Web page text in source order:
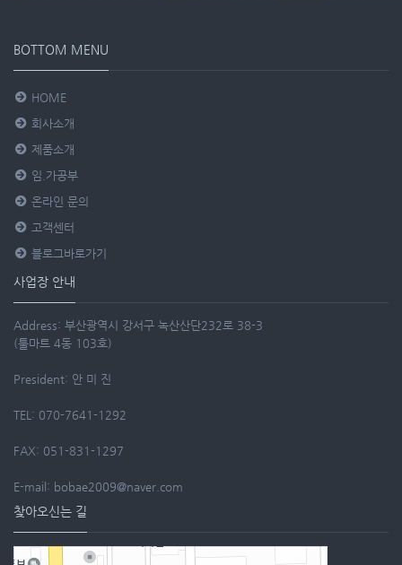
BOTTOM MENU
HOME
회사소개
제품소개
임.가공부
온라인 문의
고객센터
블로그바로가기
사업장 안내
Address: 부산광역시 강서구 녹산산단232로 38-3
(툴마트 4동 103호)
President: 안 미 진
TEL: 070-7641-1292
FAX: 051-831-1297
E-mail: bobae2009@naver.com
찾아오신는 길